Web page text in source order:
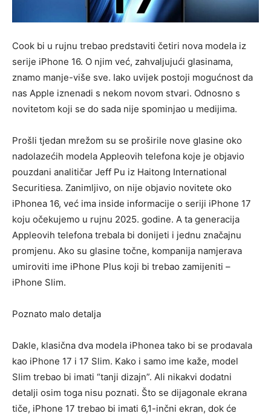
Cook bi u rujnu trebao predstaviti četiri nova modela iz
serije iPhone 16. O njim već, zahvaljujući glasinama,
znamo manje-više sve. Iako uvijek postoji mogućnost da
nas Apple iznenadi s nekom novom stvari. Odnosno s
novitetom koji se do sada nije spominjao u medijima.
Prošli tjedan mrežom su se proširile nove glasine oko
nadolazećih modela Appleovih telefona koje je objavio
pouzdani analitičar Jeff Pu iz Haitong International
Securitiesa. Zanimljivo, on nije objavio novitete oko
iPhonea 16, već ima inside informacije o seriji iPhone 17
koju očekujemo u rujnu 2025. godine. A ta generacija
Appleovih telefona trebala bi donijeti i jednu značajnu
promjenu. Ako su glasine točne, kompanija namjerava
umiroviti ime iPhone Plus koji bi trebao zamijeniti –
iPhone Slim.
Poznato malo detalja
Dakle, klasična dva modela iPhonea tako bi se prodavala
kao iPhone 17 i 17 Slim. Kako i samo ime kaže, model
Slim trebao bi imati “tanji dizajn”. Ali nikakvi dodatni
detalji osim toga nisu poznati. Što se dijagonale ekrana
tiče, iPhone 17 trebao bi imati 6,1-inčni ekran, dok će